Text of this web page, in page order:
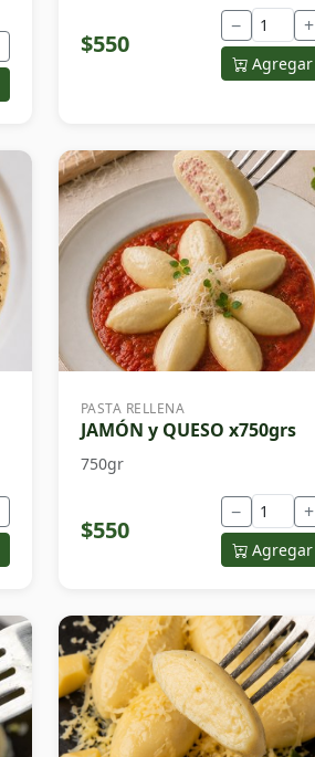
$550
− +
Agregar
PASTA RELLENA
JAMÓN y QUESO x750grs
750gr
$550
− +
Agregar